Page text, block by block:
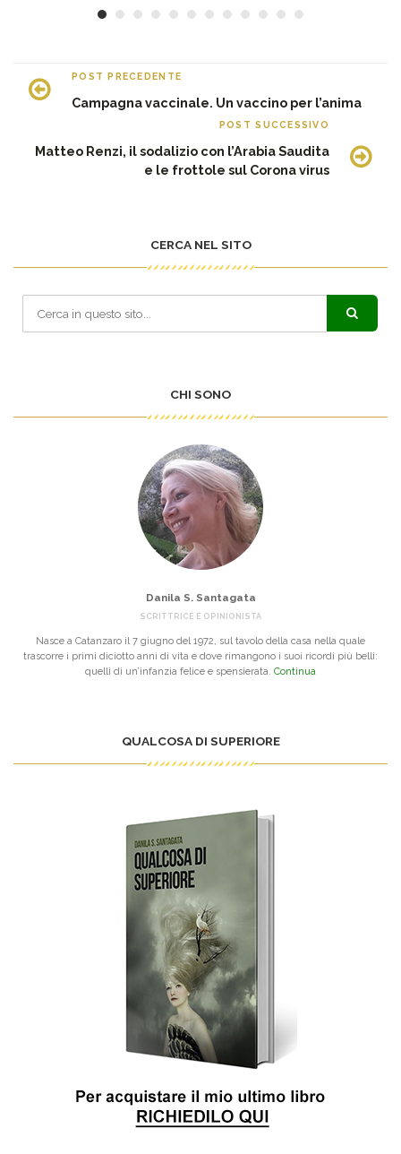
POST PRECEDENTE
Campagna vaccinale. Un vaccino per l’anima
POST SUCCESSIVO
Matteo Renzi, il sodalizio con l’Arabia Saudita
e le frottole sul Corona virus
CERCA NEL SITO
CHI SONO
Danila S. Santagata
SCRITTRICE E OPINIONISTA
Nasce a Catanzaro il 7 giugno del 1972, sul tavolo della casa nella quale
trascorre i primi diciotto anni di vita e dove rimangono i suoi ricordi più belli:
quelli di un’infanzia felice e spensierata. Continua
QUALCOSA DI SUPERIORE